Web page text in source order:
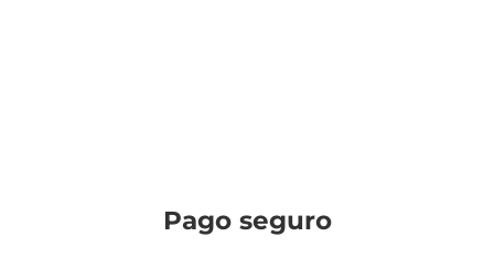
Pago seguro